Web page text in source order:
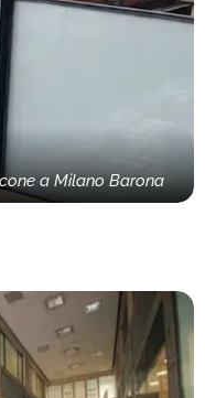
a Milano Barona